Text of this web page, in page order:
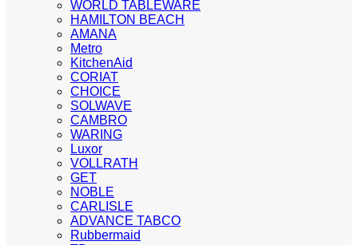
WORLD TABLEWARE
HAMILTON BEACH
AMANA
Metro
KitchenAid
CORIAT
CHOICE
SOLWAVE
CAMBRO
WARING
Luxor
VOLLRATH
GET
NOBLE
CARLISLE
ADVANCE TABCO
Rubbermaid